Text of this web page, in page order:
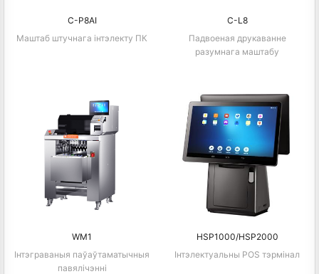
C-P8AI
Маштаб штучнага інтэлекту ПК
C-L8
Падвоеная друкаванне
разумнага маштабу
WM1
Інтэграваныя паўаўтаматычныя
павялічэнні
HSP1000/HSP2000
Інтэлектуальны POS тэрмінал